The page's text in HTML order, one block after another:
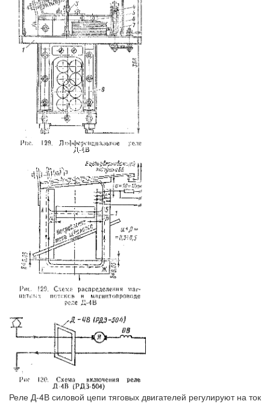
Реле Д-4В силовой цепи тяговых двигателей регулируют на ток